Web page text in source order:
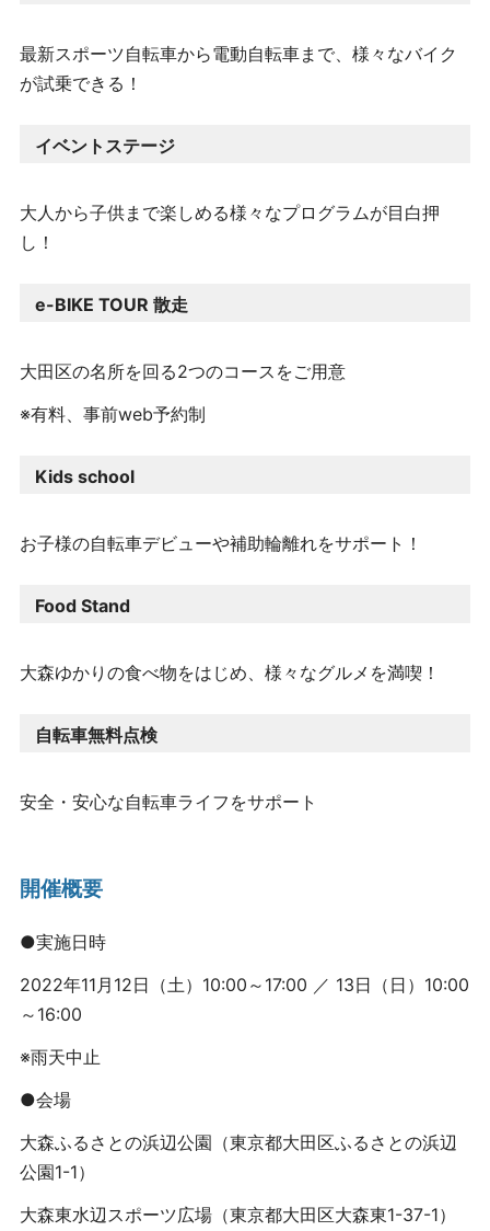
最新スポーツ自転車から電動自転車まで、様々なバイク
が試乗できる！
イベントステージ
大人から子供まで楽しめる様々なプログラムが目白押
し！
e-BIKE TOUR 散走
大田区の名所を回る2つのコースをご用意
※有料、事前web予約制
Kids school
お子様の自転車デビューや補助輪離れをサポート！
Food Stand
大森ゆかりの食べ物をはじめ、 様々なグルメを満喫！
自転車無料点検
安全・安心な自転車ライフをサポート
開催概要
●実施日時
2022年11月12日（土）10:00～17:00 ／ 13日（日）10:00
～16:00
※雨天中止
●会場
大森ふるさとの浜辺公園（東京都大田区ふるさとの浜辺
公園1-1）
大森東水辺スポーツ広場（東京都大田区大森東1-37-1）